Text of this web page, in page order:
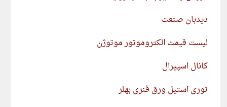
دیدبان صنعت
لیست قیمت الکتروموتور موتوژن
کانال اسپیرال
توری استیل ورق فنری بهلر